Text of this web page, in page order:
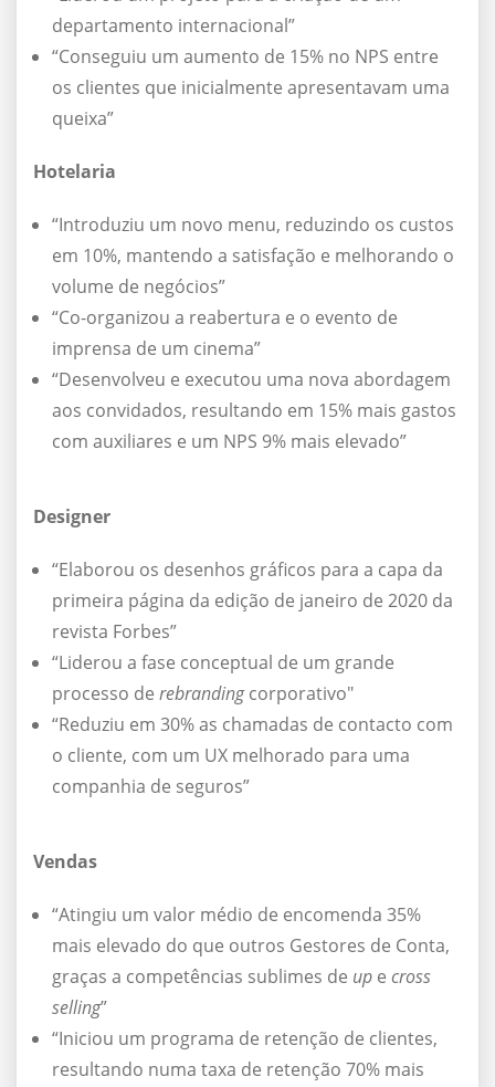
departamento internacional”
“Conseguiu um aumento de 15% no NPS entre
os clientes que inicialmente apresentavam uma
queixa”
Hotelaria
“Introduziu um novo menu, reduzindo os custos
em 10%, mantendo a satisfação e melhorando o
volume de negócios”
“Co-organizou a reabertura e o evento de
imprensa de um cinema”
“Desenvolveu e executou uma nova abordagem
aos convidados, resultando em 15% mais gastos
com auxiliares e um NPS 9% mais elevado”
Designer
“Elaborou os desenhos gráficos para a capa da
primeira página da edição de janeiro de 2020 da
revista Forbes”
“Liderou a fase conceptual de um grande
processo de rebrandingcorporativo"
“Reduziu em 30% as chamadas de contacto com
o cliente, com um UX melhorado para uma
companhia de seguros”
Vendas
“Atingiu um valor médio de encomenda 35%
mais elevado do que outros Gestores de Conta,
graças a competências sublimes de up e cross
selling”
“Iniciou um programa de retenção de clientes,
resultando numa taxa de retenção 70% mais